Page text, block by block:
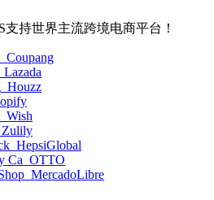
支持世界主流跨境电商平台！
Coupang
Lazada
Houzz
Wish
Zulily
HepsiGlobal
Ca OTTO
MercadoLibre